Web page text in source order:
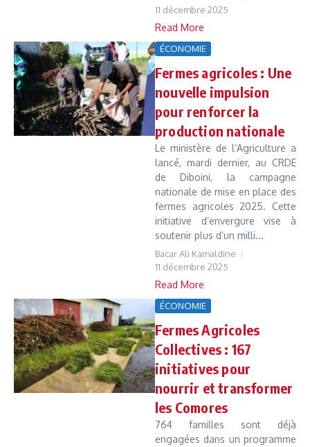
11 décembre 2025
Read More
ÉCONOMIE
Fermes agricoles : Une
nouvelle impulsion
pour renforcer la
production nationale
Le ministère de l’Agriculture a
lancé, mardi dernier, au CRDE
de Diboini, la campagne
nationale de mise en place des
fermes agricoles 2025. Cette
initiative d’envergure vise à
soutenir plus d’un milli...
Bacar Ali Kamaldine
11 décembre 2025
Read More
ÉCONOMIE
Fermes Agricoles
Collectives : 167
initiatives pour
nourrir et transformer
les Comores
764 familles sont déjà
engagées dans un programme